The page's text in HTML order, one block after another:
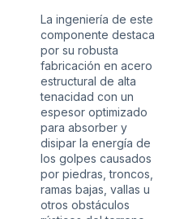
La ingeniería de este
componente destaca
por su robusta
fabricación en acero
estructural de alta
tenacidad con un
espesor optimizado
para absorber y
disipar la energía de
los golpes causados
por piedras, troncos,
ramas bajas, vallas u
otros obstáculos